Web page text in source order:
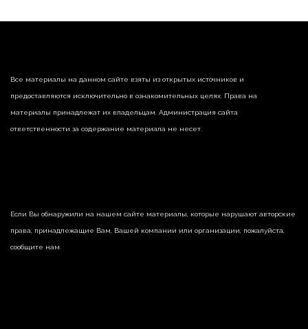
Все материалы на данном сайте взяты из открытых источников и
предоставляются исключительно в ознакомительных целях. Права на
материалы принадлежат их владельцам. Администрация сайта
ответственности за содержание материала не несет.
Если Вы обнаружили на нашем сайте материалы, которые нарушают авторские
права, принадлежащие Вам, Вашей компании или организации, пожалуйста,
сообщите нам.